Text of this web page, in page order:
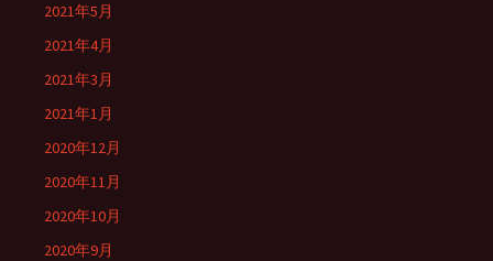
2021年5月
2021年4月
2021年3月
2021年1月
2020年12月
2020年11月
2020年10月
2020年9月